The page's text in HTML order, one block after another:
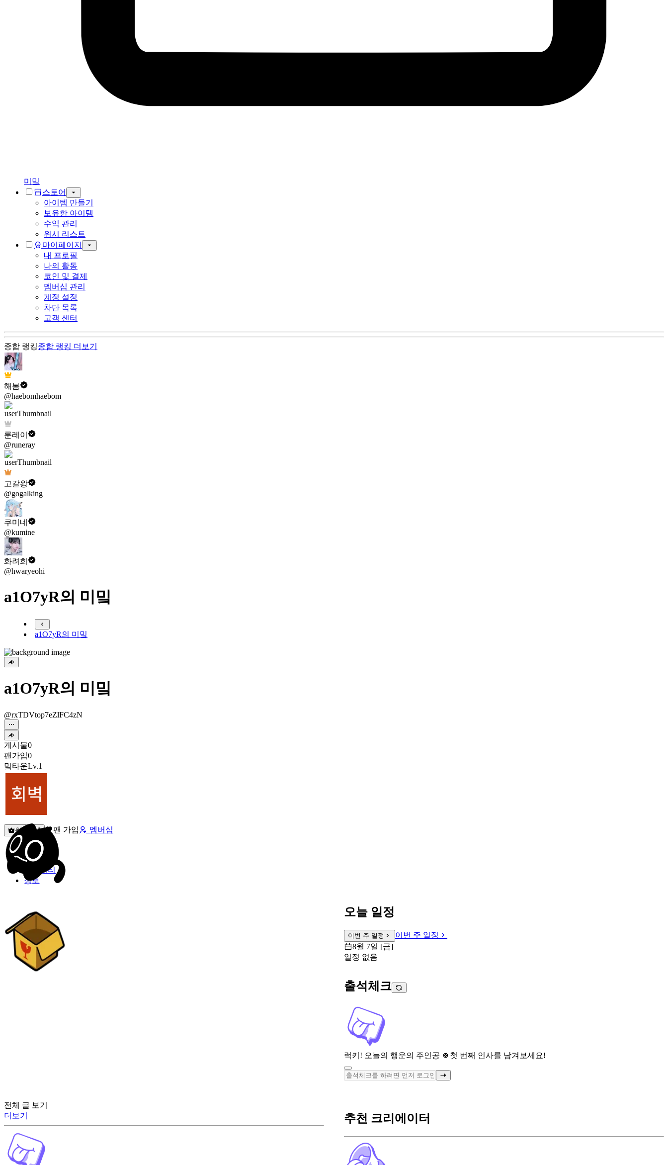
미밐
스토어
아이템 만들기
보유한 아이템
수익 관리
위시 리스트
마이페이지
내 프로필
나의 활동
코인 및 결제
멤버십 관리
계정 설정
차단 목록
고객 센터
종합 랭킹종합 랭킹 더보기
해봄
@haebomhaebom
룬레이
@runeray
고갈왕
@gogalking
쿠미네
@kumine
화려희
@hwaryeohi
a1O7yR의 미밐
a1O7yR의 미밐
a1O7yR의 미밐
@rxTDVtop7eZlFC4zN
게시물0
팬가입0
밐타운Lv.1
원픽선택 팬 가입 멤버십
밐타운
피드
커뮤니티
정보
오늘 일정
이번 주 일정
이번 주 일정
8월 7일 [금]
일정 없음
출석체크
럭키! 오늘의 행운의 주인공 🍀 첫 번째 인사를 남겨보세요!
전체 글 보기
더보기
추천 크리에이터